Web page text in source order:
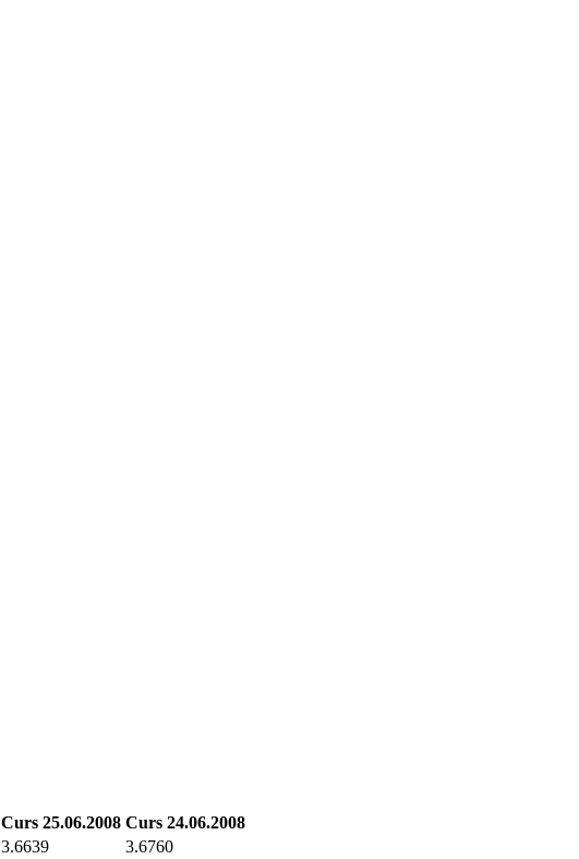
Curs 25.06.2008 Curs 24.06.2008
3.6639
3.6760